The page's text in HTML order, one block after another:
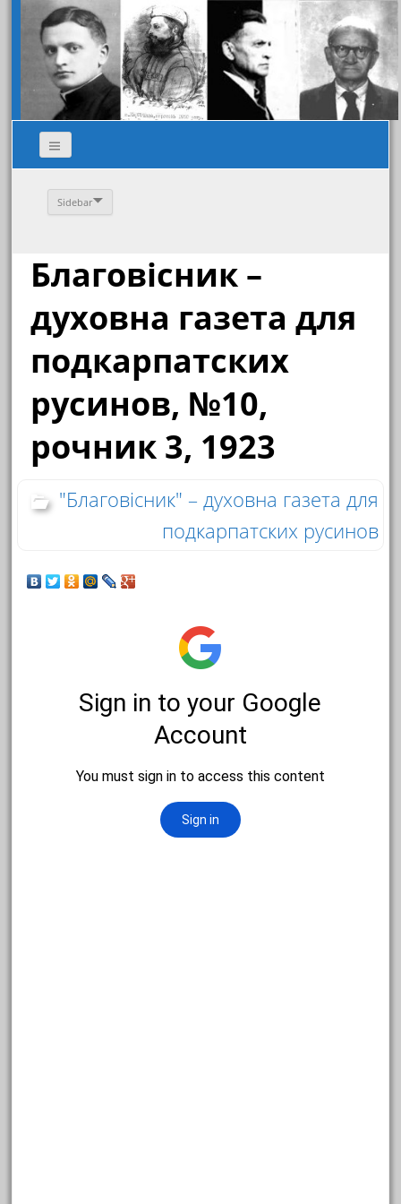
Sidebar
Благовісник –
духовна газета для
подкарпатских
русинов, №10,
рочник 3, 1923
"Благовісник" – духовна газета для
подкарпатских русинов